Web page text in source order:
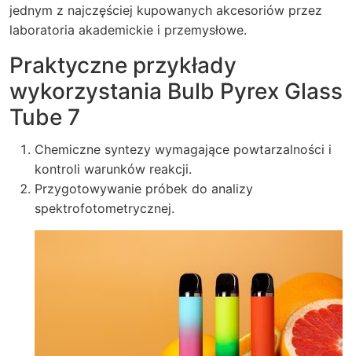
jednym z najczęściej kupowanych akcesoriów przez
laboratoria akademickie i przemysłowe.
Praktyczne przykłady
wykorzystania Bulb Pyrex Glass
Tube 7
Chemiczne syntezy wymagające powtarzalności i
kontroli warunków reakcji.
Przygotowywanie próbek do analizy
spektrofotometrycznej.